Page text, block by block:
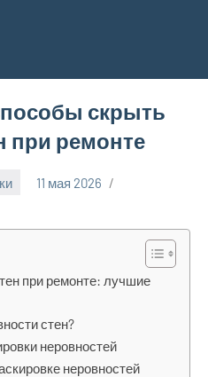
скрыть
при ремонте
11 мая 2026
при ремонте: лучшие
стен?
неровностей
неровностей